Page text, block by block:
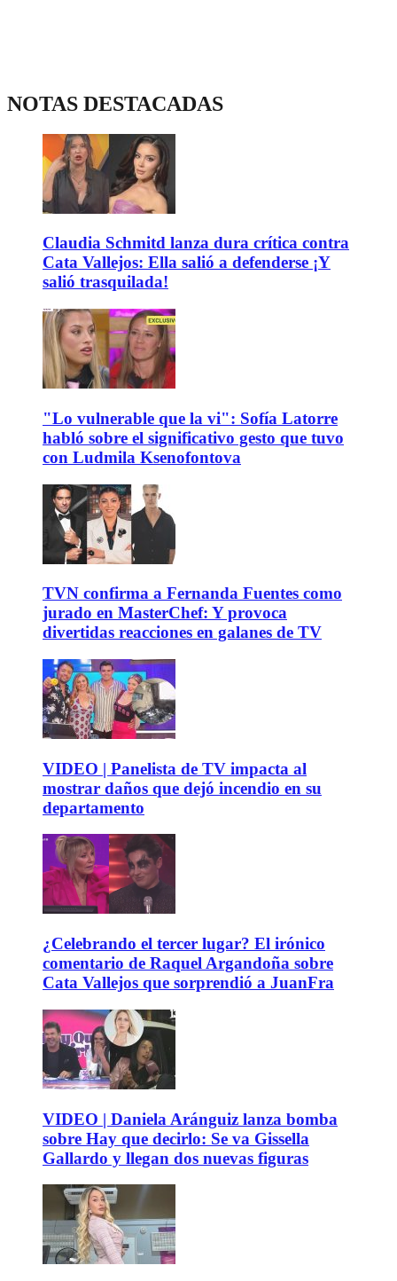
NOTAS DESTACADAS
Claudia Schmitd lanza dura crítica contra
Cata Vallejos: Ella salió a defenderse ¡Y
salió trasquilada!
"Lo vulnerable que la vi": Sofía Latorre
habló sobre el significativo gesto que tuvo
con Ludmila Ksenofontova
TVN confirma a Fernanda Fuentes como
jurado en MasterChef: Y provoca
divertidas reacciones en galanes de TV
VIDEO | Panelista de TV impacta al
mostrar daños que dejó incendio en su
departamento
¿Celebrando el tercer lugar? El irónico
comentario de Raquel Argandoña sobre
Cata Vallejos que sorprendió a JuanFra
VIDEO | Daniela Aránguiz lanza bomba
sobre Hay que decirlo: Se va Gissella
Gallardo y llegan dos nuevas figuras